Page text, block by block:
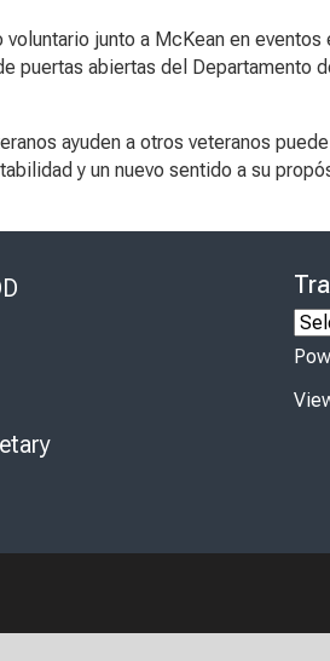
junto a McKean en
puertas abiertas del Departamento
ayuden a otros veteranos
y un nuevo sentido a su